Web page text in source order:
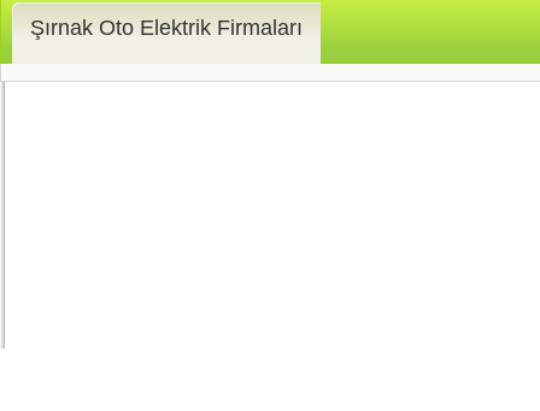
Şırnak Oto Elektrik Firmaları